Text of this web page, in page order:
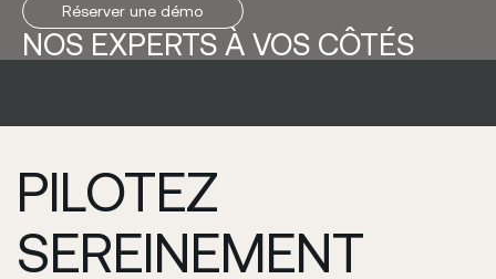
Réserver une démo
NOS EXPERTS À VOS CÔTÉS
PILOTEZ
SEREINEMENT